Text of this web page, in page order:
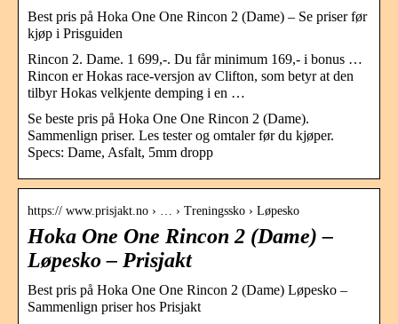
Best pris på Hoka One One Rincon 2 (Dame) – Se priser før
kjøp i Prisguiden
Rincon 2. Dame. 1 699,-. Du får minimum 169,- i bonus …
Rincon er Hokas race-versjon av Clifton, som betyr at den
tilbyr Hokas velkjente demping i en …
Se beste pris på Hoka One One Rincon 2 (Dame).
Sammenlign priser. Les tester og omtaler før du kjøper.
Specs: Dame, Asfalt, 5mm dropp
https:// www.prisjakt.no › … › Treningssko › Løpesko
Hoka One One Rincon 2 (Dame) –
Løpesko – Prisjakt
Best pris på Hoka One One Rincon 2 (Dame) Løpesko –
Sammenlign priser hos Prisjakt